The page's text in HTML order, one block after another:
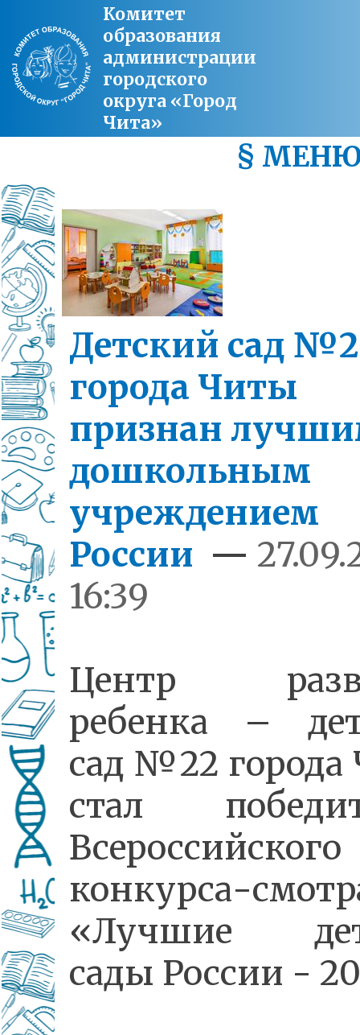
Комитет
образования
администрации
городского
округа «Город
Чита»
§
Детский сад
города Читы
признан
дошкольным
учреждением
России —
16:39
Центр
ребенка –
сад №22
стал
Всероссийского
конкурса-
«Лучшие
сады России -